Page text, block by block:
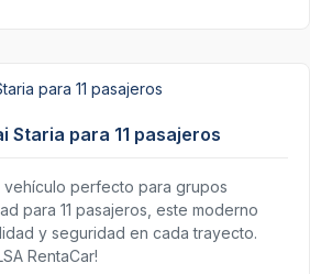
Staria para 11 pasajeros
vehículo perfecto para grupos
para 11 pasajeros, este moderno
y seguridad en cada trayecto.
RentaCar!